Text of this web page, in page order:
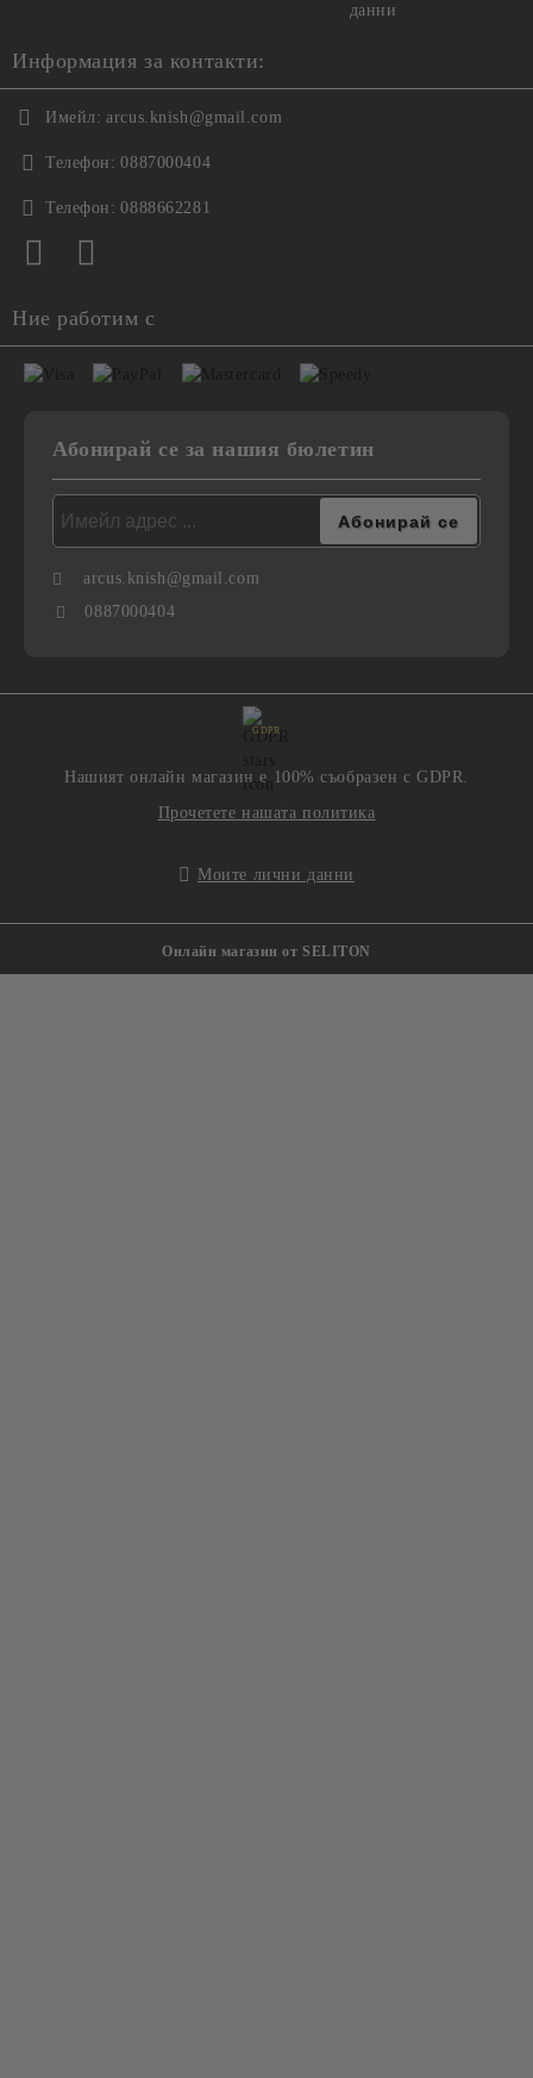
данни
Информация за контакти:
Имейл: arcus.knish@gmail.com
Телефон: 0887000404
Телефон: 0888662281
Ние работим с
Абонирай се за нашия бюлетин
arcus.knish@gmail.com
0887000404
GDPR
Нашият онлайн магазин е 100% съобразен с GDPR.
Прочетете нашата политика
Моите лични данни
Онлайн магазин от SELITON